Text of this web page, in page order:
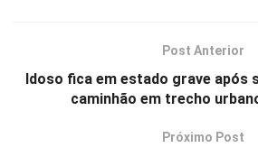
Post Anterior
Idoso fica em estado grave após
caminhão em trecho
Próximo Post